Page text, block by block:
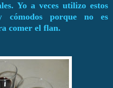
Yo a veces utilizo estos
cómodos porque no es
comer el flan.